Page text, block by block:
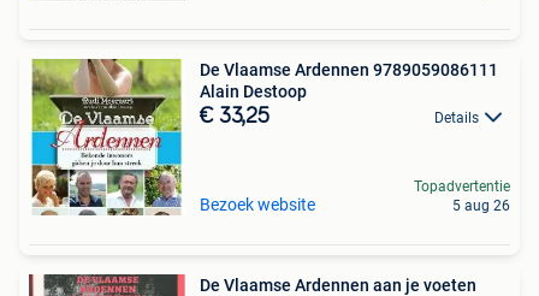
De Vlaamse Ardennen 9789059086111
Alain Destoop
€ 33,25 Details
Bezoek website
Topadvertentie
5 aug 26
De Vlaamse Ardennen aan je voeten